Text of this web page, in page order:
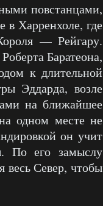
повстанцами,
в Харренхоле, где
— Рейгару.
Баратеона,
к длительной
Эддарда, возле
на ближайшее
одном месте не
он учит
По его замыслу
весь Север, чтобы